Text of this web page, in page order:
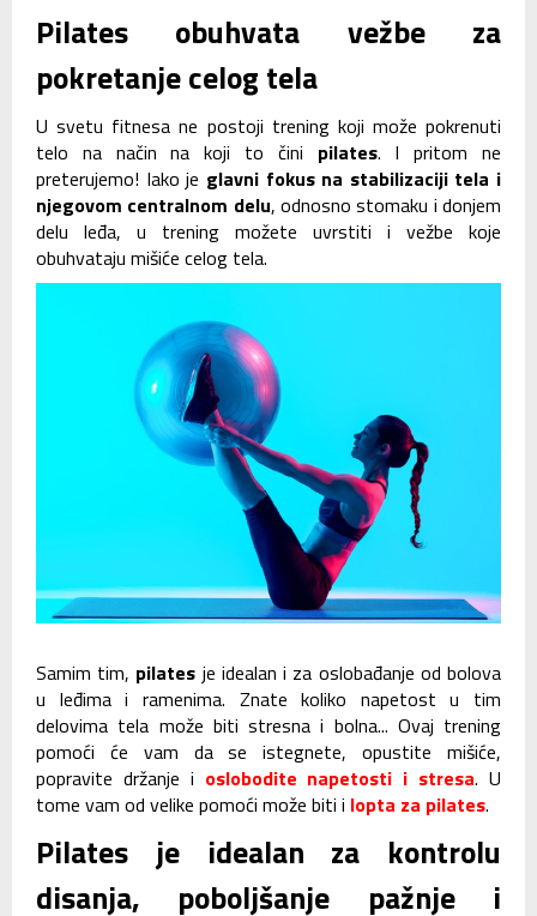
Pilates obuhvata vežbe za
pokretanje celog tela
U svetu fitnesa ne postoji trening koji može pokrenuti
telo na način na koji to čini pilates. I pritom ne
preterujemo! Iako je glavni fokus na stabilizaciji tela i
njegovom centralnom delu, odnosno stomaku i donjem
delu leđa, u trening možete uvrstiti i vežbe koje
obuhvataju mišiće celog tela.
Samim tim, pilates je idealan i za oslobađanje od bolova
u leđima i ramenima. Znate koliko napetost u tim
delovima tela može biti stresna i bolna... Ovaj trening
pomoći će vam da se istegnete, opustite mišiće,
popravite držanje i oslobodite napetosti i stresa. U
tome vam od velike pomoći može biti i lopta za pilates.
Pilates je idealan za kontrolu
disanja, poboljšanje pažnje i